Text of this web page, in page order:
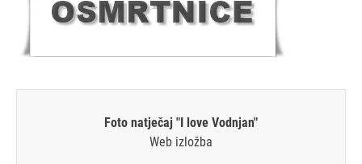
Foto natječaj "I love Vodnjan"
Web izložba